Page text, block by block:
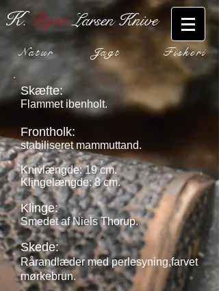
. RyanLarsen Knive
N a t u r J a g t F i s k e r i
Skæfte:
Flammet ibenholt.
Frontholk:
stabiliseret mammuttand.
Knivlængde: 19 cm.
Klingelængde: 8 cm.
Klinge:
Smedet af Niels Thorup.
Skede:
Rårandlæder med perlesyning,farvet
mørkebrun.